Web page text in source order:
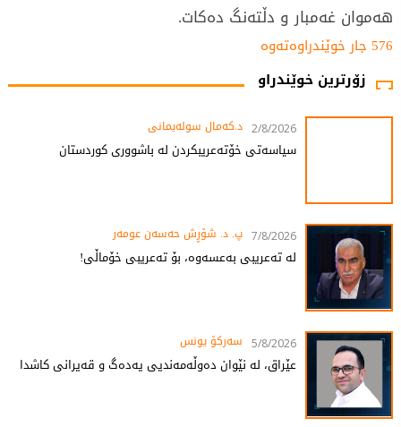
هەموان غەمبار و دڵتەنگ دەکات.
576 جار خوێندراوەتەوە
زۆرترین خوێندراو
2/8/2026 د.کەمال سولەیمانی
سیاسەتی خۆتەعریبکردن لە باشووری کوردستان
7/8/2026 پ. د. شۆڕش حەسەن عومەر
لە تەعریبی بەعسەوە، بۆ تەعریبی خۆماڵی!
5/8/2026 سەرکۆ یونس
عێراق، لە نێوان دەوڵەمەندیی یەدەگ و قەیرانی کاشدا